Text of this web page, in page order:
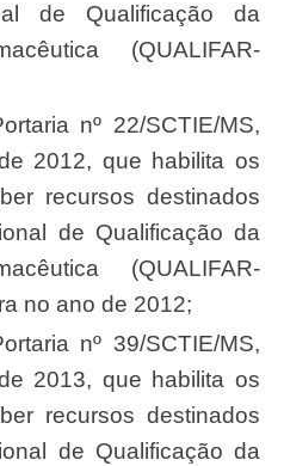
de Qualificação da
(QUALIFAR-
2012, que habilita os
recursos destinados
de Qualificação da
(QUALIFAR-
no ano de 2012;
2013, que habilita os
recursos destinados
de Qualificação da